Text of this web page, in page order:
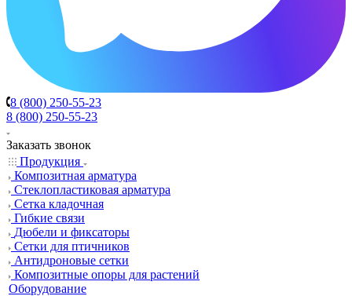
8 (800) 250-55-23
8 (800) 250-55-23
Заказать звонок
Продукция
Композитная арматура
Cтеклопластиковая арматура
Сетка кладочная
Гибкие связи
Дюбели и фиксаторы
Сетки для птичников
Антидроновые сетки
Композитные опоры для растений
Оборудование